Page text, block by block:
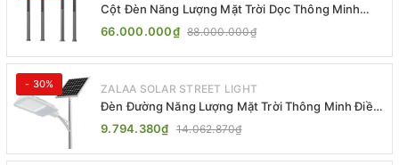
Cột Đèn Năng Lượng Mặt Trời Dọc Thông Minh
ZSR-YYDS-360 | ZALAA Jsc
66.000.000₫ 88.000.000₫
- 30% ZALAA SOLAR STREET LIGHT
Đèn Đường Năng Lượng Mặt Trời Thông Minh Điều
Khiển MPPT ZL-GMX01 ZALAA
9.794.380₫ 14.062.870₫